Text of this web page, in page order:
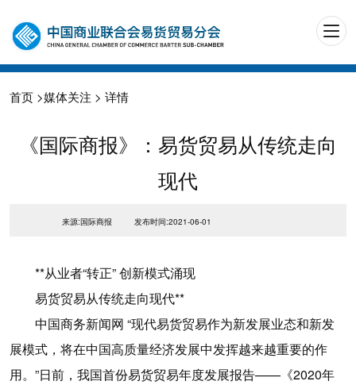
首页 >媒体关注 > 详情
《国际商报》：易货贸易从传统走向
现代
来源:国际商报 发布时间:2021-06-01
**从业者“转正” 创新模式涌现
易货贸易从传统走向现代**
中国商务新闻网 “现代易货贸易作为新发展业态和新发
展模式，将在中国高质量经济发展中发挥越来越重要的作
用。”日前，我国首份易货贸易年度发展报告——《2020年